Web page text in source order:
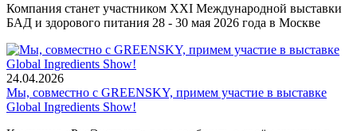
Компания станет участником XXI Международной выставки
БАД и здорового питания 28 - 30 мая 2026 года в Москве
24.04.2026
Мы, совместно с GREENSKY, примем участие в выставке
Global Ingredients Show!